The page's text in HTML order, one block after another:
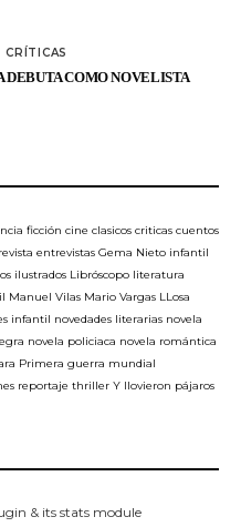
CRÍTICAS
DEBUTA COMO NOVELISTA
ficción cine clasicos criticas cuentos
entrevistas Gema Nieto infantil
ilustrados Libróscopo literatura
Manuel Vilas Mario Vargas LLosa
infantil novedades literarias novela
novela policiaca novela romántica
Primera guerra mundial
reportaje thriller Y llovieron pájaros
& its stats module